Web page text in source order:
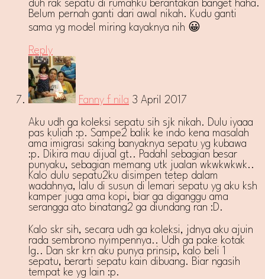
duh rak sepatu di rumahku berantakan banget haha.
Belum pernah ganti dari awal nikah. Kudu ganti
sama yg model miring kayaknya nih 😀
Reply
Fanny f nila 3 April 2017
Aku udh ga koleksi sepatu sih sjk nikah. Dulu iyaaa
pas kuliah :p. Sampe2 balik ke indo kena masalah
ama imigrasi saking banyaknya sepatu yg kubawa
:p. Dikira mau dijual gt.. Padahl sebagian besar
punyaku, sebagian memang utk jualan wkwkwkwk..
Kalo dulu sepatu2ku disimpen tetep dalam
wadahnya, lalu di susun di lemari sepatu yg aku ksh
kamper juga ama kopi, biar ga diganggu ama
serangga ato binatang2 ga diundang ran :D.
Kalo skr sih, secara udh ga koleksi, jdnya aku ajuin
rada sembrono nyimpennya.. Udh ga pake kotak
lg.. Dan skr krn aku punya prinsip, kalo beli 1
sepatu, berarti sepatu kain dibuang. Biar ngasih
tempat ke yg lain :p.